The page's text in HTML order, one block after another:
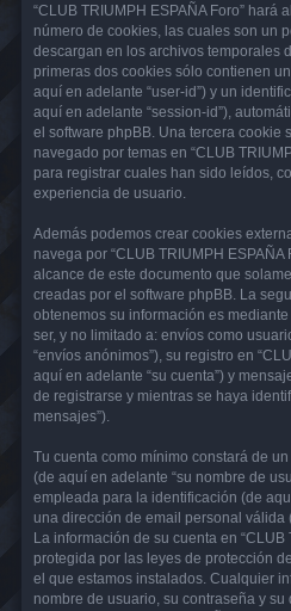
“CLUB TRIUMPH ESPAÑA Foro” hará
número de cookies, las cuales son un
descargan en los archivos temporales
primeras dos cookies sólo contienen
aquí en adelante “user-id”) y un
aquí en adelante “session-id”),
el software phpBB. Una tercera cookie
navegado por temas en “CLUB
para registrar cuales han sido leídos,
experiencia de usuario.
Además podemos crear cookies
navega por “CLUB TRIUMPH
alcance de este documento que
creadas por el software phpBB. La
obtenemos su información es
ser, y no limitado a: envíos como
“envíos anónimos”), su registro en
aquí en adelante “su cuenta”) y
de registrarse y mientras se haya
mensajes”).
Tu cuenta como mínimo constará de
(de aquí en adelante “su nombre de
empleada para la identificación (de
una dirección de email personal válida
La información de su cuenta en “CLUB
protegida por las leyes de protección
el que estamos instalados. Cualquier
nombre de usuario, su contraseña y